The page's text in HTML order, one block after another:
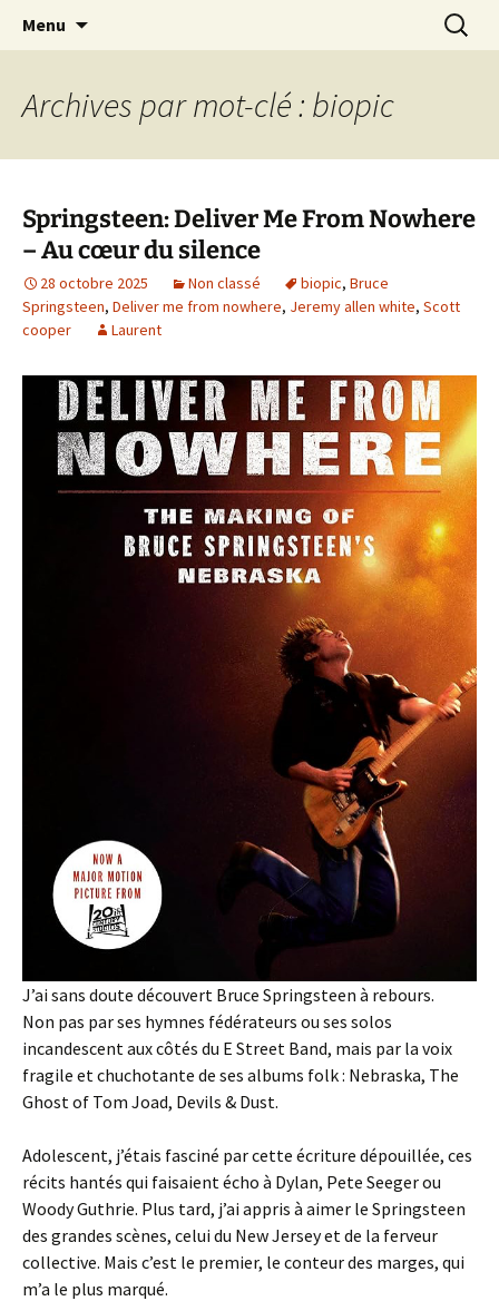
Laurent Rieppi
Journaliste musical · Historien du rock ·
Conférencier
Menu
Archives par mot-clé : biopic
Springsteen: Deliver Me From Nowhere
– Au cœur du silence
28 octobre 2025 Non classé biopic, Bruce
Springsteen, Deliver me from nowhere, Jeremy allen white, Scott
cooper
Laurent
J’ai sans doute découvert Bruce Springsteen à rebours.
Non pas par ses hymnes fédérateurs ou ses solos
incandescent aux côtés du E Street Band, mais par la voix
fragile et chuchotante de ses albums folk : Nebraska, The
Ghost of Tom Joad, Devils & Dust.
Adolescent, j’étais fasciné par cette écriture dépouillée, ces
récits hantés qui faisaient écho à Dylan, Pete Seeger ou
Woody Guthrie. Plus tard, j’ai appris à aimer le Springsteen
des grandes scènes, celui du New Jersey et de la ferveur
collective. Mais c’est le premier, le conteur des marges, qui
m’a le plus marqué.